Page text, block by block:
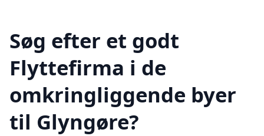
Søg efter et godt
Flyttefirma i de
omkringliggende byer
til Glyngøre?